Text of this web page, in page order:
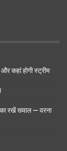
कहां होगी स्ट्रीम
रखें ख्याल — वरना